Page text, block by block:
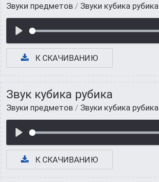
Звуки предметов / Звуки кубика рубика
К СКАЧИВАНИЮ
Звук кубика рубика
Звуки предметов / Звуки кубика рубика
К СКАЧИВАНИЮ